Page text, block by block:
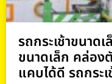
รถกระเช้าขนาด
ขนาดเล็ก คล่อง
แคบได้ดี รถกระ